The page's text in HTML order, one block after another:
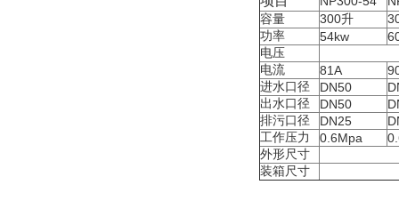
容量
300升
功率
54kw
电压
电流
81A
进水口径
DN50
出水口径
DN50
排污口径
DN25
工作压力
0.6Mpa
外形尺寸
装箱尺寸